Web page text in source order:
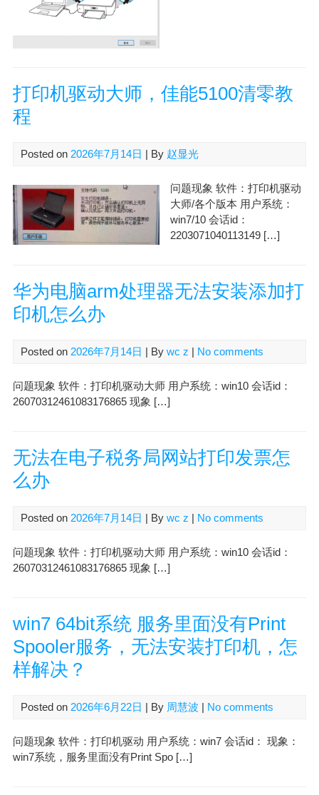
打印机驱动大师，佳能5100清零教
程
Posted on 2026年7月14日 | By 赵显光
问题现象 软件：打印机驱动
大师/各个版本 用户系统：
win7/10 会话id：
2203071040113149 […]
华为电脑arm处理器无法安装添加打
印机怎么办
Posted on 2026年7月14日 | By wc z No comments
问题现象 软件：打印机驱动大师 用户系统：win10 会话id：
26070312461083176865 现象 […]
无法在电子税务局网站打印发票怎
么办
Posted on 2026年7月14日 | By wc z No comments
问题现象 软件：打印机驱动大师 用户系统：win10 会话id：
26070312461083176865 现象 […]
win7 64bit系统 服务里面没有Print
Spooler服务，无法安装打印机，怎
样解决？
Posted on 2026年6月22日 | By 周慧波 No comments
问题现象 软件：打印机驱动 用户系统：win7 会话id： 现象：
win7系统，服务里面没有Print Spo […]